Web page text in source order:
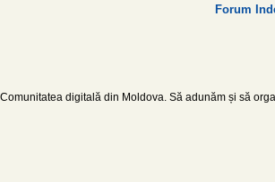
Forum
Comunitatea digitală din Moldova. Să adunăm și să